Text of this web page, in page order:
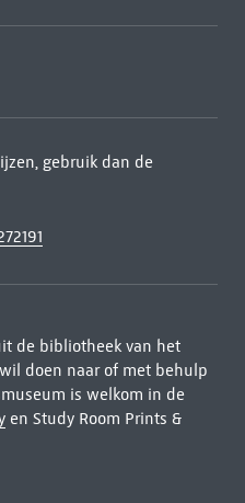
gebruik dan de
de bibliotheek van het
doen naar of met behulp
is welkom in de
en Study Room Prints &